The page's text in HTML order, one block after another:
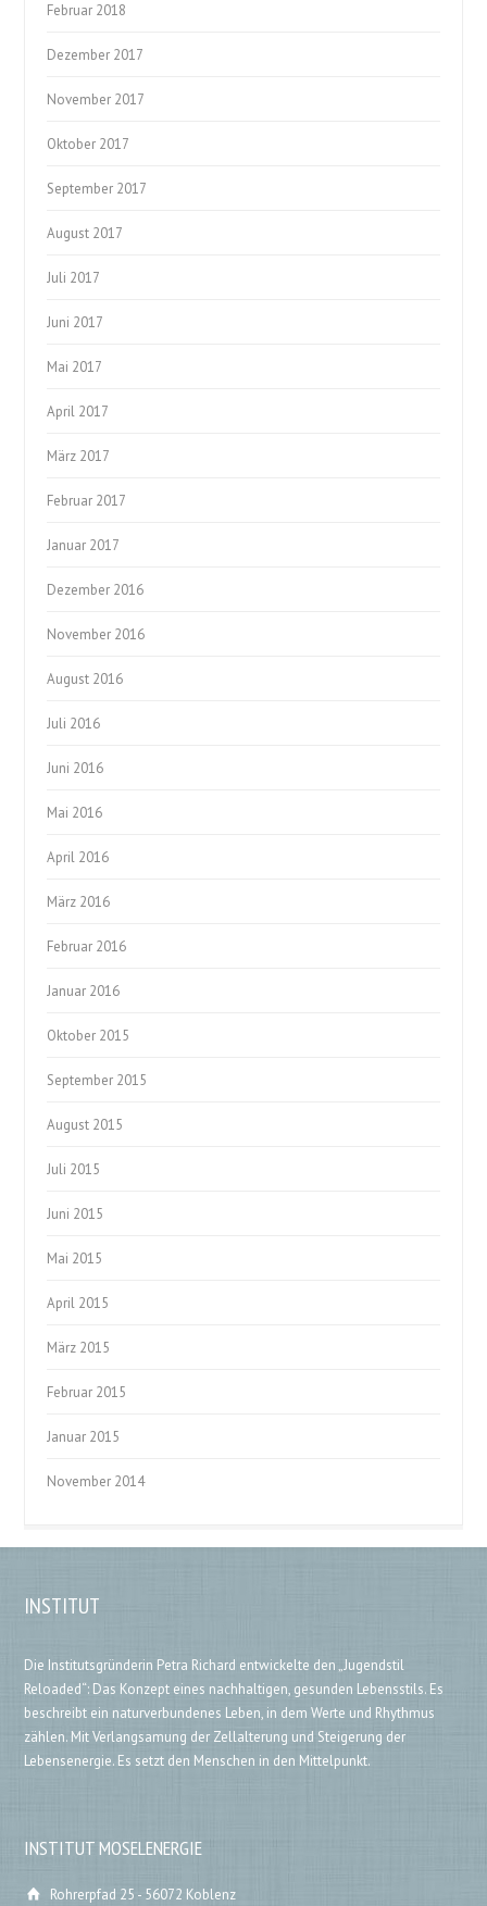
Februar 2018
Dezember 2017
November 2017
Oktober 2017
September 2017
August 2017
Juli 2017
Juni 2017
Mai 2017
April 2017
März 2017
Februar 2017
Januar 2017
Dezember 2016
November 2016
August 2016
Juli 2016
Juni 2016
Mai 2016
April 2016
März 2016
Februar 2016
Januar 2016
Oktober 2015
September 2015
August 2015
Juli 2015
Juni 2015
Mai 2015
April 2015
März 2015
Februar 2015
Januar 2015
November 2014
INSTITUT
Die Institutsgründerin Petra Richard entwickelte den „Jugendstil
Reloaded“: Das Konzept eines nachhaltigen, gesunden Lebensstils. Es
beschreibt ein naturverbundenes Leben, in dem Werte und Rhythmus
zählen. Mit Verlangsamung der Zellalterung und Steigerung der
Lebensenergie. Es setzt den Menschen in den Mittelpunkt.
INSTITUT MOSELENERGIE
Rohrerpfad 25 - 56072 Koblenz